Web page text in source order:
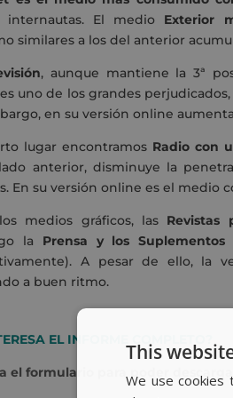
internautas. El medio Exterior
similares a los del anterior
, aunque mantiene la 3ª
es uno de los grandes
en su versión online
lugar encontramos Radio con
anterior, disminuye la
En su versión online es el medio
medios gráficos, las Revistas
la Prensa y los
A pesar de ello, la
a buen ritmo.
EL INFORME COMPLETO?
el formulario para poder
This
We use cookies